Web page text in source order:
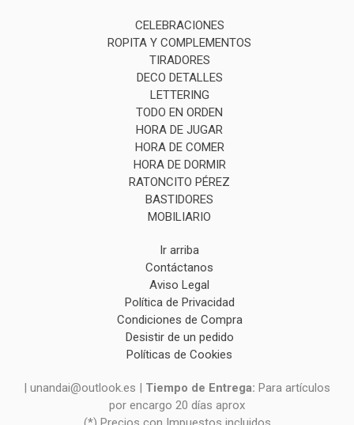
CELEBRACIONES
ROPITA Y COMPLEMENTOS
TIRADORES
DECO DETALLES
LETTERING
TODO EN ORDEN
HORA DE JUGAR
HORA DE COMER
HORA DE DORMIR
RATONCITO PÉREZ
BASTIDORES
MOBILIARIO
Ir arriba
Contáctanos
Aviso Legal
Política de Privacidad
Condiciones de Compra
Desistir de un pedido
Políticas de Cookies
| unandai@outlook.es | Tiempo de Entrega: Para artículos
por encargo 20 días aprox